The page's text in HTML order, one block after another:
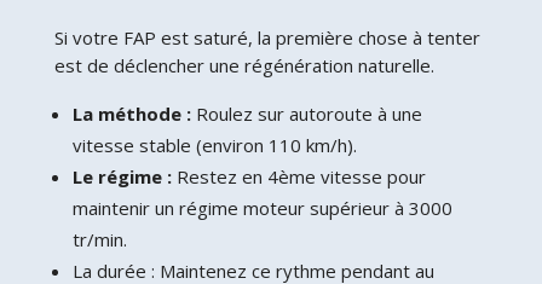
Si votre FAP est saturé, la première chose à tenter
est de déclencher une régénération naturelle.
La méthode :Roulez sur autoroute à une
vitesse stable (environ 110 km/h).
Le régime :Restez en 4ème vitesse pour
maintenir un régime moteur supérieur à 3000
tr/min.
La durée : Maintenez ce rythme pendant au